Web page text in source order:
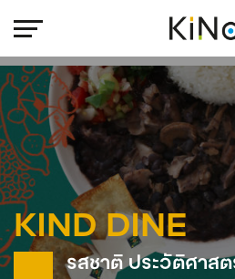
KIND DINE
รสชาติ ประวัติศาส